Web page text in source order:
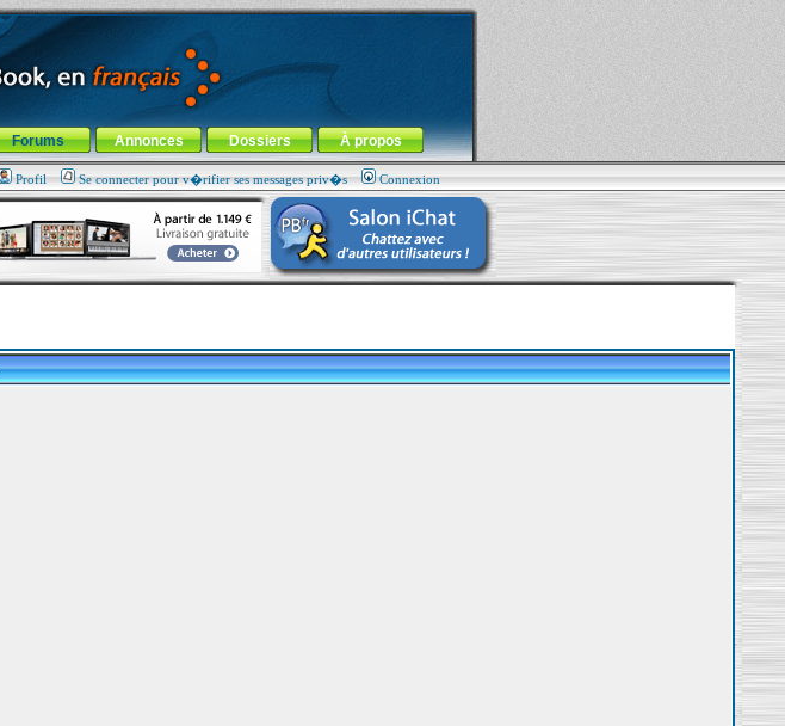
Forums Annonces Dossiers À propos
Profil Se connecter pour v�rifier ses messages priv�s Connexion